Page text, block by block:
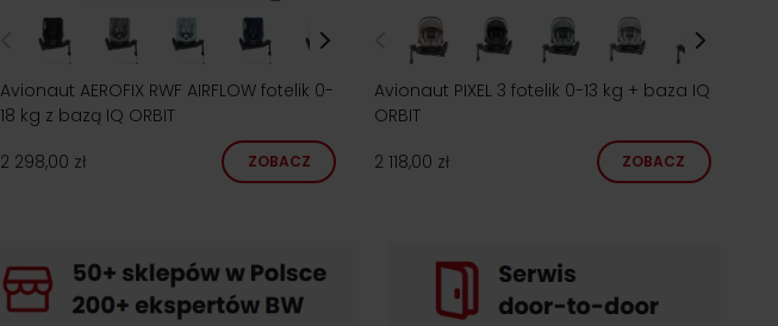
Avionaut AEROFIX RWF AIRFLOW fotelik 0-
18 kg z bazą IQ ORBIT
2 298,00 zł
ZOBACZ
Avionaut PIXEL 3 fotelik 0-13 kg + baza IQ
ORBIT
2 118,00 zł
ZOBACZ